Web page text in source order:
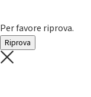
Per favore riprova.
Riprova